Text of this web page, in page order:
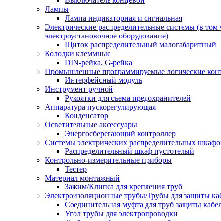
Лампы
Лампа индикаторная и сигнальная
Электрические распределительные системы (в том
электроустановочное оборудование)
Щиток распределительный малогабаритный
Колодки клеммные
DIN-рейка, G-рейка
Промышленные программируемые логические
Интерфейсный модуль
Инструмент ручной
Рукоятки для съема предохранителей
Аппаратура пускорегулирующая
Конденсатор
Осветительные аксессуары
Энергосберегающий контроллер
Системы электрических распределительных
Распределительный шкаф пустотелый
Контрольно-измерительные приборы
Тестер
Материал монтажный
Зажим/Клипса для крепления труб
Электроизоляционные трубы/Трубы для защиты
Соединительная муфта для труб защиты
Угол трубы для электропроводки